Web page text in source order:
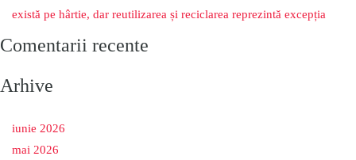
există pe hârtie, dar reutilizarea și reciclarea reprezintă excepția
Comentarii recente
Arhive
iunie 2026
mai 2026